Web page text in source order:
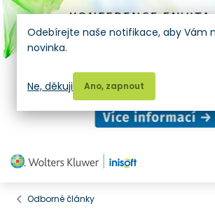
Odborné články
Odebírejte naše notifikace, aby Vám
novinka.
Ano, zapnout
Ne, děkuji